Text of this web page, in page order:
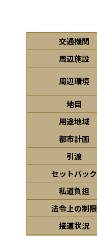
交通機関
周辺施設
周辺環境
地目
用途地域
都市計画
引渡
セットバック
私道負担
法令上の制限
接道状況